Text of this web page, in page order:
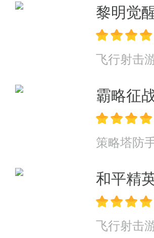
黎明觉
飞行射击
霸略征
策略塔防
和平精
飞行射击